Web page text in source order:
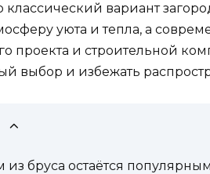
вариант
уюта и тепла, а
проекта и строительной
выбор и избежать
бруса остаётся